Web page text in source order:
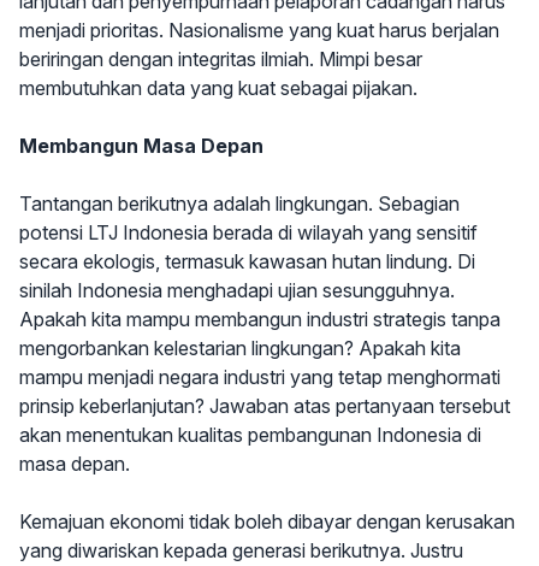
menjadi prioritas. Nasionalisme yang kuat harus berjalan
beriringan dengan integritas ilmiah. Mimpi besar
membutuhkan data yang kuat sebagai pijakan.
Membangun Masa Depan
Tantangan berikutnya adalah lingkungan. Sebagian
potensi LTJ Indonesia berada di wilayah yang sensitif
secara ekologis, termasuk kawasan hutan lindung. Di
sinilah Indonesia menghadapi ujian sesungguhnya.
Apakah kita mampu membangun industri strategis tanpa
mengorbankan kelestarian lingkungan? Apakah kita
mampu menjadi negara industri yang tetap menghormati
prinsip keberlanjutan? Jawaban atas pertanyaan tersebut
akan menentukan kualitas pembangunan Indonesia di
masa depan.
Kemajuan ekonomi tidak boleh dibayar dengan kerusakan
yang diwariskan kepada generasi berikutnya. Justru